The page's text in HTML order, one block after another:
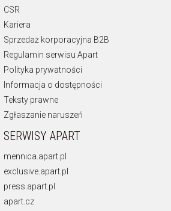
CSR
Kariera
Sprzedaż korporacyjna B2B
Regulamin serwisu Apart
Polityka prywatności
Informacja o dostępności
Teksty prawne
Zgłaszanie naruszeń
SERWISY APART
mennica.apart.pl
exclusive.apart.pl
press.apart.pl
apart.cz